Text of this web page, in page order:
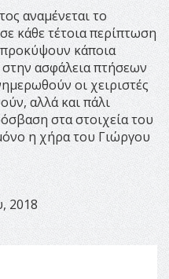
αναμένεται το
κάθε τέτοια περίπτωση
κάποια
ασφάλεια πτήσεων
οι χειριστές
αλλά και πάλι
στα στοιχεία του
η χήρα του Γιώργου
2018